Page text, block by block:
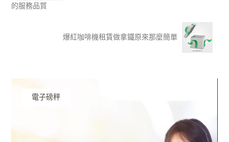
的服務品質
爆紅咖啡機租賃做拿鐵原來那麼簡單